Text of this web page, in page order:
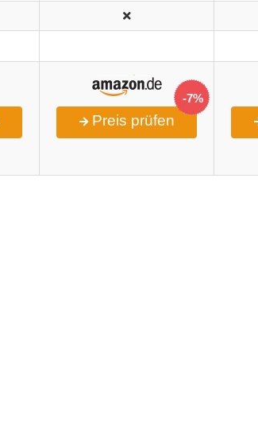
-7%
Preis prüfen